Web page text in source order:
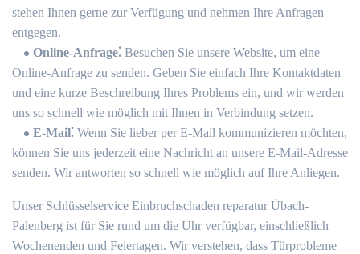
stehen Ihnen gerne zur Verfügung und nehmen Ihre Anfragen
entgegen.​
Online-Anfrage⁚ Besuchen Sie unsere Website, um eine
Online-Anfrage zu senden.​ Geben Sie einfach Ihre Kontaktdaten
und eine kurze Beschreibung Ihres Problems ein, und wir werden
uns so schnell wie möglich mit Ihnen in Verbindung setzen.​
E-Mail⁚ Wenn Sie lieber per E-Mail kommunizieren möchten,
können Sie uns jederzeit eine Nachricht an unsere E-Mail-Adresse
senden. Wir antworten so schnell wie möglich auf Ihre Anliegen.​
Unser Schlüsselservice Einbruchschaden reparatur Übach-
Palenberg ist für Sie rund um die Uhr verfügbar, einschließlich
Wochenenden und Feiertagen.​ Wir verstehen, dass Türprobleme